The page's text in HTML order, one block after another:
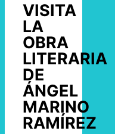
VISITA
LA
OBRA
LITERARIA
DE
ÁNGEL
MARINO
RAMÍREZ